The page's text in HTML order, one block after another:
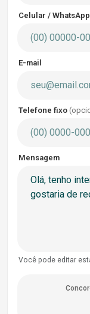
Celular / WhatsApp
E-mail
Telefone fixo
Mensagem
Você pode editar